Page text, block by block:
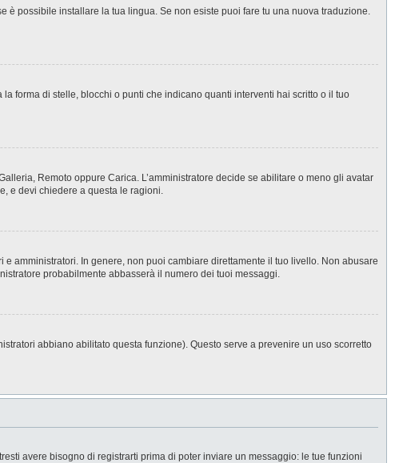
è possibile installare la tua lingua. Se non esiste puoi fare tu una nuova traduzione.
forma di stelle, blocchi o punti che indicano quanti interventi hai scritto o il tuo
Remoto oppure Carica. L’amministratore decide se abilitare o meno gli avatar
e devi chiedere a questa le ragioni.
amministratori. In genere, non puoi cambiare direttamente il tuo livello. Non abusare
probabilmente abbasserà il numero dei tuoi messaggi.
abbiano abilitato questa funzione). Questo serve a prevenire un uso scorretto
avere bisogno di registrarti prima di poter inviare un messaggio: le tue funzioni